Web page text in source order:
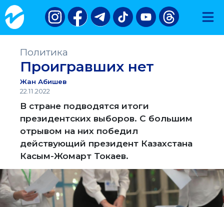
Политика
Проигравших нет
Жан Абишев
22.11.2022
В стране подводятся итоги
президентских выборов. С большим
отрывом на них победил
действующий президент Казахстана
Касым-Жомарт Токаев.